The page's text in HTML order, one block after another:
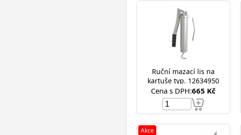
Ruční mazací lis na
kartuše typ. 12634950
Cena s DPH:665 Kč
Akce